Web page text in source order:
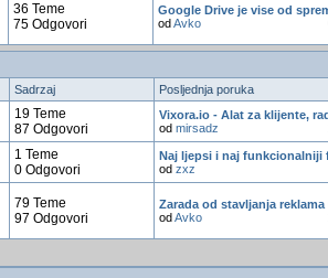
36 Teme
75 Odgovori
Google Drive je vise od
odAvko
Sadrzaj Posljednja poruka
19 Teme
87 Odgovori
Vixora.io - Alat za klijente,
od mirsadz
1 Teme
0 Odgovori
Naj ljepsi i naj funkcionalniji
od zxz
79 Teme
97 Odgovori
Zarada od stavljanja
odAvko